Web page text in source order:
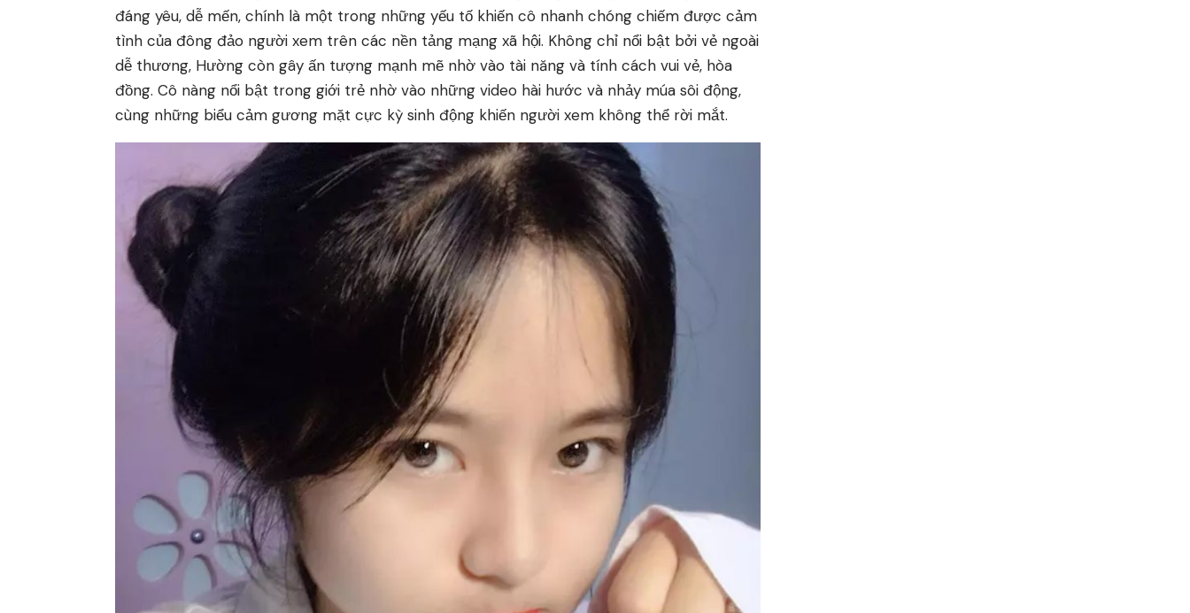
đáng yêu, dễ mến, chính là một trong những yếu tố khiến cô nhanh chóng chiếm được cảm
tình của đông đảo người xem trên các nền tảng mạng xã hội. Không chỉ nổi bật bởi vẻ ngoài
dễ thương, Hường còn gây ấn tượng mạnh mẽ nhờ vào tài năng và tính cách vui vẻ, hòa
đồng. Cô nàng nổi bật trong giới trẻ nhờ vào những video hài hước và nhảy múa sôi động,
cùng những biểu cảm gương mặt cực kỳ sinh động khiến người xem không thể rời mắt.